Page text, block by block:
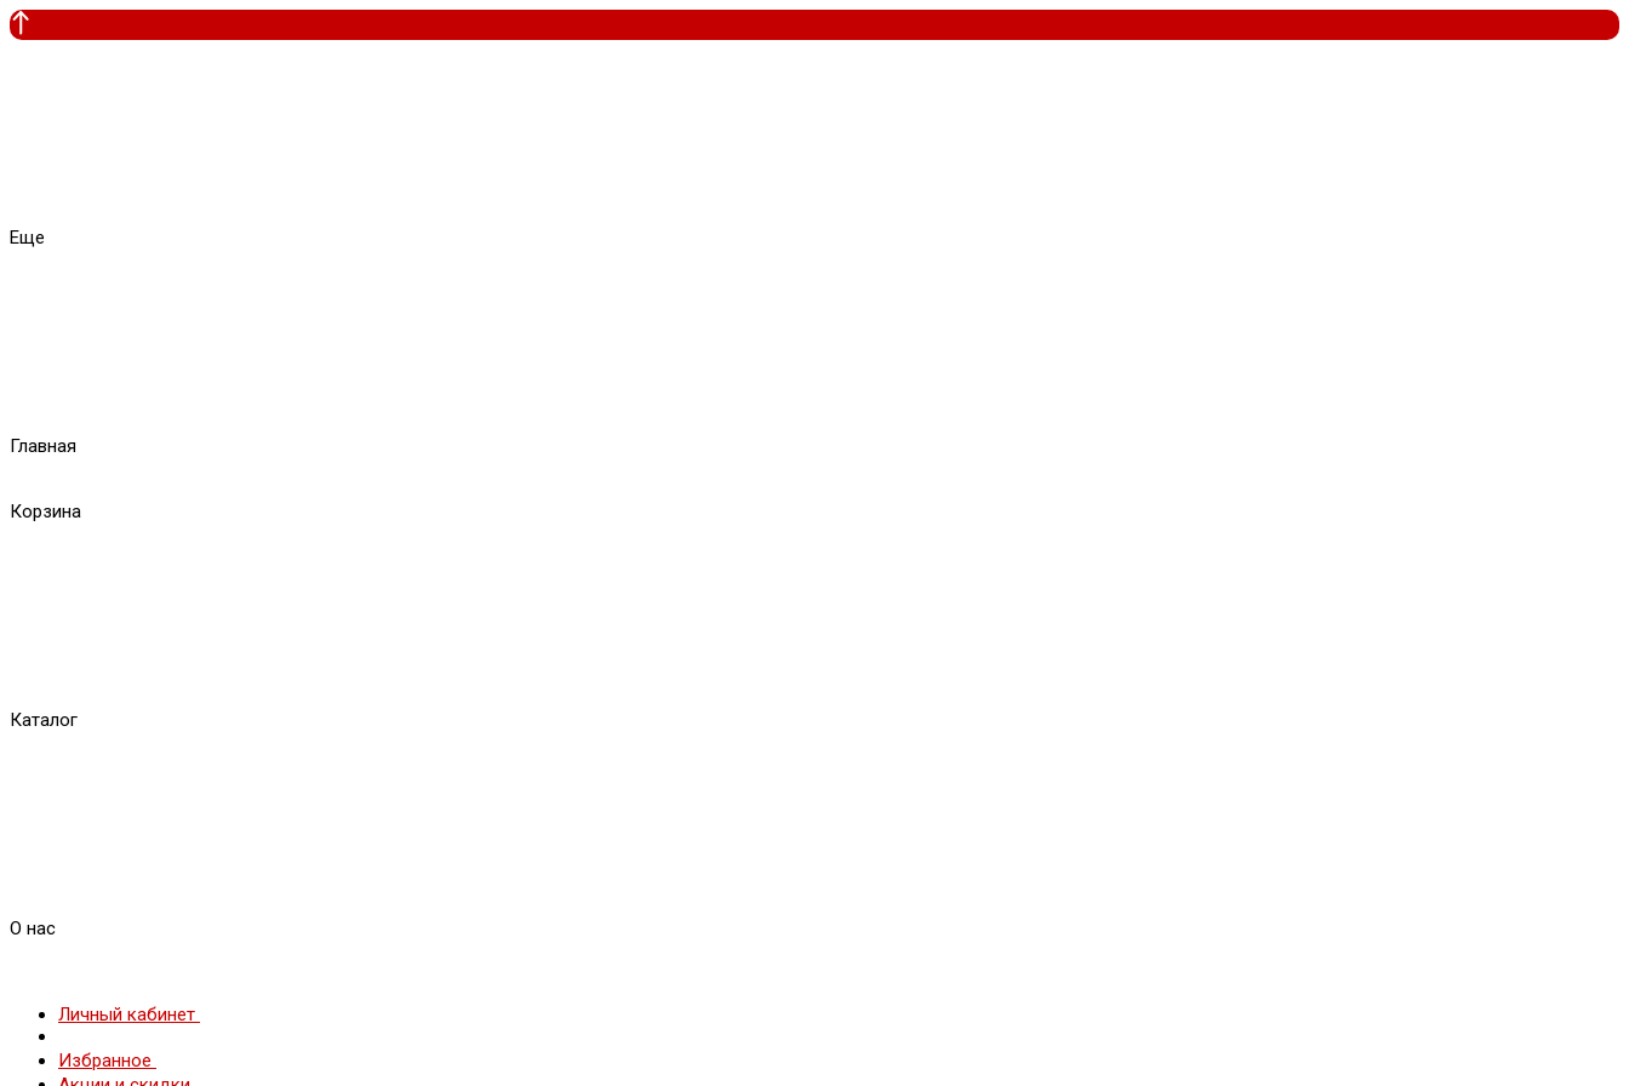
Еще
Главная
Корзина
Каталог
О нас
Личный кабинет
Избранное